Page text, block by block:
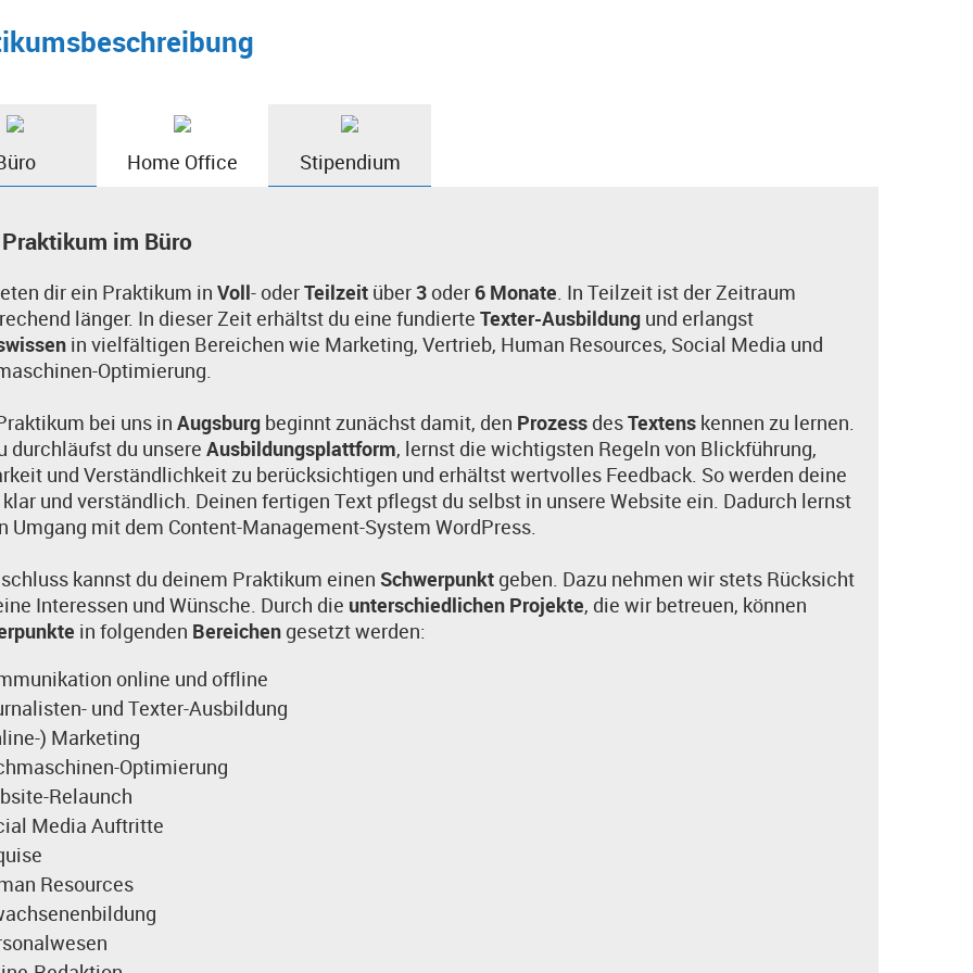
Home Office Stipendium
im Büro
dir ein Praktikum in Voll- oderTeilzeit über3 oder6 Monate . In Teilzeit ist der Zeitraum
länger. In dieser Zeit erhältst du eine fundierte Texter-Ausbildung und erlangst
in vielfältigen Bereichen wie Marketing, Vertrieb, Human Resources, Social Media und
Optimierung.
bei uns in Augsburg beginnt zunächst damit, den Prozess desTextens kennen zu lernen.
durchläufst du unsere Ausbildungsplattform, lernst die wichtigsten Regeln von Blickführung,
und Verständlichkeit zu berücksichtigen und erhältst wertvolles Feedback. So werden deine
und verständlich. Deinen fertigen Text pflegst du selbst in unsere Website ein. Dadurch lernst
Umgang mit dem Content-Management-System WordPress.
kannst du deinem Praktikum einen Schwerpunkt geben. Dazu nehmen wir stets Rücksicht
Interessen und Wünsche. Durch die unterschiedlichen Projekte, die wir betreuen, können
in folgenden Bereichen gesetzt werden:
online und offline
und Texter-Ausbildung
) Marketing
Optimierung
Relaunch
Media Auftritte
Resources